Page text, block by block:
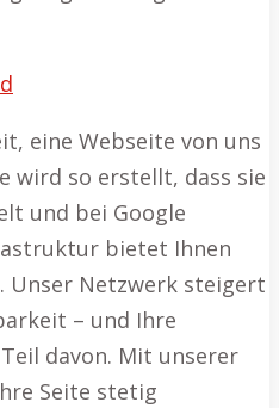
eine Webseite von uns
wird so erstellt, dass sie
und bei Google
bietet Ihnen
Unser Netzwerk steigert
– und Ihre
davon. Mit unserer
Seite stetig